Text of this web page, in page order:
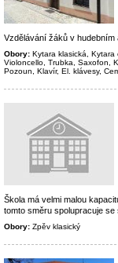
Vzdělávání žáků v hudebním
Obory: Kytara klasická, Kytara
Violoncello, Trubka, Saxofon,
Pozoun, Klavír, El. klávesy,
Škola má velmi malou
tomto směru spolupracuje
Obory: Zpěv klasický